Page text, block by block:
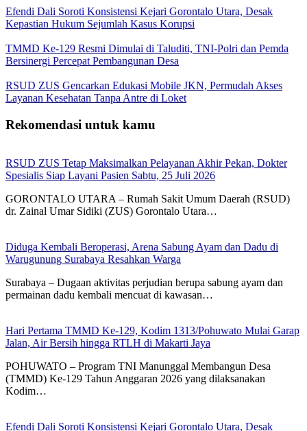
Efendi Dali Soroti Konsistensi Kejari Gorontalo Utara, Desak
Kepastian Hukum Sejumlah Kasus Korupsi
TMMD Ke-129 Resmi Dimulai di Taluditi, TNI-Polri dan Pemda
Bersinergi Percepat Pembangunan Desa
RSUD ZUS Gencarkan Edukasi Mobile JKN, Permudah Akses
Layanan Kesehatan Tanpa Antre di Loket
Rekomendasi untuk kamu
RSUD ZUS Tetap Maksimalkan Pelayanan Akhir Pekan, Dokter
Spesialis Siap Layani Pasien Sabtu, 25 Juli 2026
GORONTALO UTARA – Rumah Sakit Umum Daerah (RSUD)
dr. Zainal Umar Sidiki (ZUS) Gorontalo Utara…
Diduga Kembali Beroperasi, Arena Sabung Ayam dan Dadu di
Warugunung Surabaya Resahkan Warga
Surabaya – Dugaan aktivitas perjudian berupa sabung ayam dan
permainan dadu kembali mencuat di kawasan…
Hari Pertama TMMD Ke-129, Kodim 1313/Pohuwato Mulai Garap
Jalan, Air Bersih hingga RTLH di Makarti Jaya
POHUWATO – Program TNI Manunggal Membangun Desa
(TMMD) Ke-129 Tahun Anggaran 2026 yang dilaksanakan
Kodim…
Efendi Dali Soroti Konsistensi Kejari Gorontalo Utara, Desak